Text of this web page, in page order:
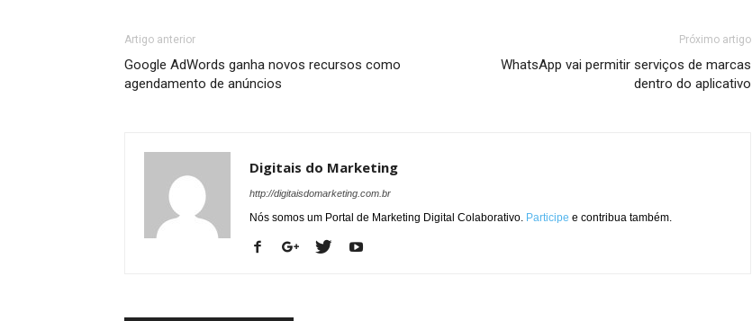
Artigo anterior
Google AdWords ganha novos recursos como
agendamento de anúncios
Próximo artigo
WhatsApp vai permitir serviços de marcas
dentro do aplicativo
Digitais do Marketing
http://digitaisdomarketing.com.br
Nós somos um Portal de Marketing Digital Colaborativo. Participe e contribua também.